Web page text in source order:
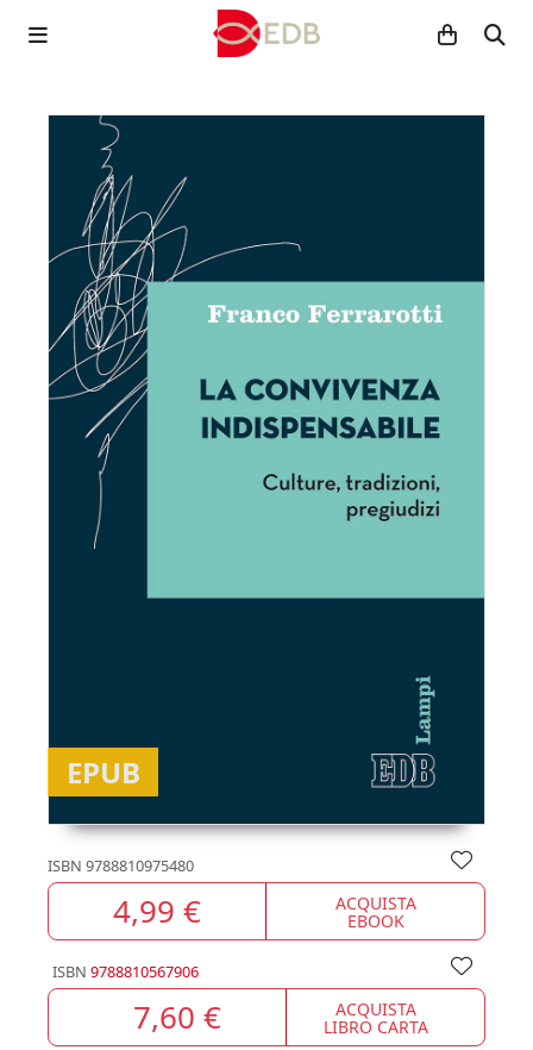
EPUB
ISBN 9788810975480
4,99 € ACQUISTA
EBOOK
ISBN 9788810567906
7,60 € ACQUISTA
LIBRO CARTA